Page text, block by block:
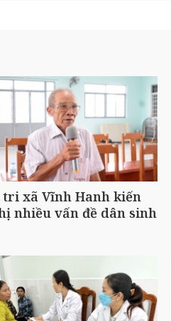
tri xã Vĩnh Hanh kiến
nhiều vấn đề dân sinh